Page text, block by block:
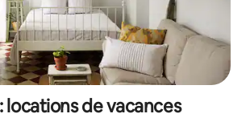
locations de vacances